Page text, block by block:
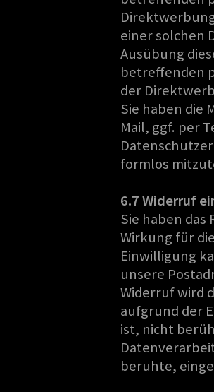
einer solchen
Ausübung
betreffenden
der
Sie haben die
Mail, ggf. per
formlos
6.7 Widerruf
Sie haben
Wirkung für
Einwilligung
unsere
Widerruf wird
aufgrund der
ist, nicht
beruhte,